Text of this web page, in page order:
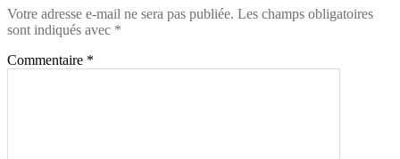
Votre adresse e-mail ne sera pas publiée. Les champs obligatoires
sont indiqués avec *
Commentaire *